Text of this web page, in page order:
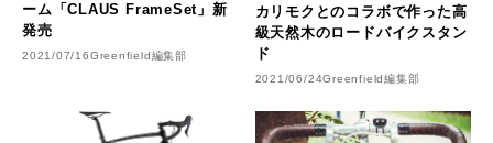
ーム「CLAUS FrameSet」新
発売
2021/07/16Greenfield編集部
カリモクとのコラボで作った高
級天然木のロードバイクスタン
ド
2021/06/24Greenfield編集部